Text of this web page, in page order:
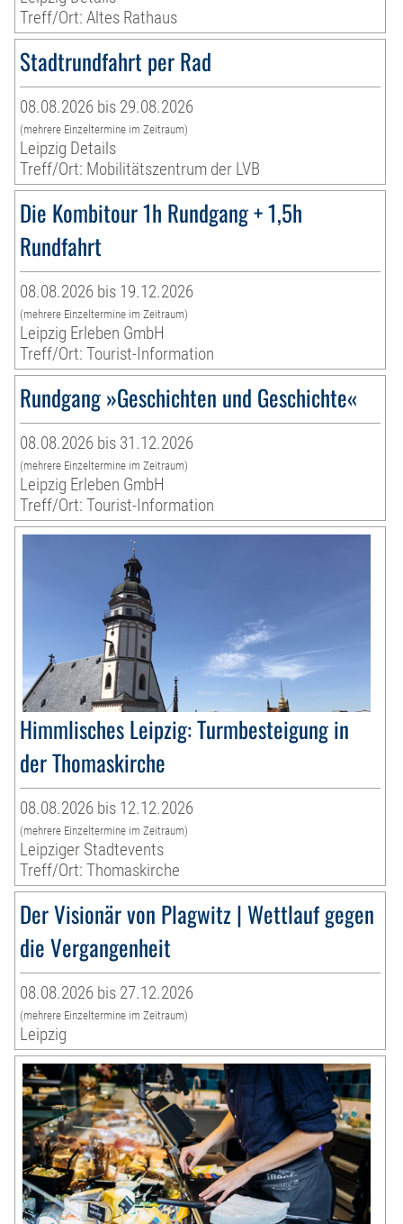
Treff/Ort: Altes Rathaus
Stadtrundfahrt per Rad
08.08.2026 bis 29.08.2026
(mehrere Einzeltermine im Zeitraum)
Leipzig Details
Treff/Ort: Mobilitätszentrum der LVB
Die Kombitour 1h Rundgang + 1,5h
Rundfahrt
08.08.2026 bis 19.12.2026
(mehrere Einzeltermine im Zeitraum)
Leipzig Erleben GmbH
Treff/Ort: Tourist-Information
Rundgang »Geschichten und Geschichte«
08.08.2026 bis 31.12.2026
(mehrere Einzeltermine im Zeitraum)
Leipzig Erleben GmbH
Treff/Ort: Tourist-Information
Himmlisches Leipzig: Turmbesteigung in
der Thomaskirche
08.08.2026 bis 12.12.2026
(mehrere Einzeltermine im Zeitraum)
Leipziger Stadtevents
Treff/Ort: Thomaskirche
Der Visionär von Plagwitz | Wettlauf gegen
die Vergangenheit
08.08.2026 bis 27.12.2026
(mehrere Einzeltermine im Zeitraum)
Leipzig